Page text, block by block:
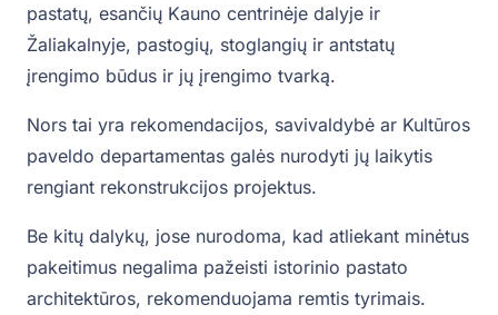
pastatų, esančių Kauno centrinėje dalyje ir
Žaliakalnyje, pastogių, stoglangių ir antstatų
įrengimo būdus ir jų įrengimo tvarką.
Nors tai yra rekomendacijos, savivaldybė ar Kultūros
paveldo departamentas galės nurodyti jų laikytis
rengiant rekonstrukcijos projektus.
Be kitų dalykų, jose nurodoma, kad atliekant minėtus
pakeitimus negalima pažeisti istorinio pastato
architektūros, rekomenduojama remtis tyrimais.